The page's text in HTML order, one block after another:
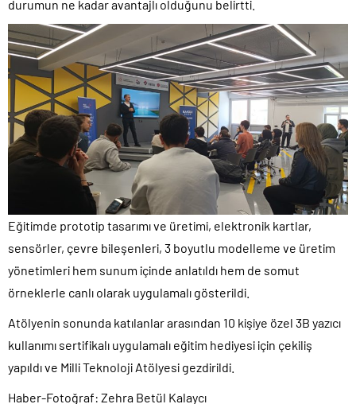
durumun ne kadar avantajlı olduğunu belirtti.
Eğitimde prototip tasarımı ve üretimi, elektronik kartlar,
sensörler, çevre bileşenleri, 3 boyutlu modelleme ve üretim
yönetimleri hem sunum içinde anlatıldı hem de somut
örneklerle canlı olarak uygulamalı gösterildi.
Atölyenin sonunda katılanlar arasından 10 kişiye özel 3B yazıcı
kullanımı sertifikalı uygulamalı eğitim hediyesi için çekiliş
yapıldı ve Milli Teknoloji Atölyesi gezdirildi.
Haber-Fotoğraf: Zehra Betül Kalaycı